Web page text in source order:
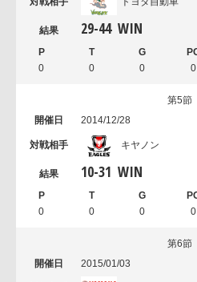
29-44 WIN
0 0 0 0
第5節
2014/12/28
キヤノン
10-31 WIN
0 0 0 0
第6節
2015/01/03